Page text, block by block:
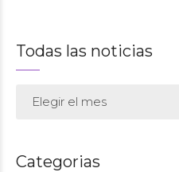
Todas las noticias
Elegir el mes
Categorias